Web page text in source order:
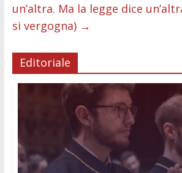
un’altra. Ma la legge dice
si vergogna) →
Editoriale